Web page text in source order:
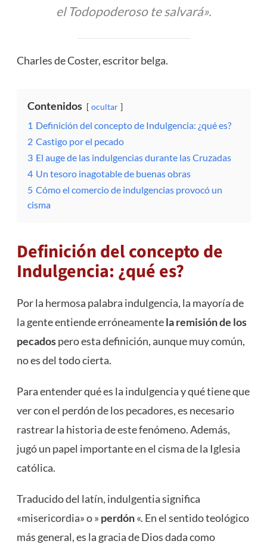
el Todopoderoso te salvará».
Charles de Coster, escritor belga.
Contenidos ocultar
1 Definición del concepto de Indulgencia: ¿qué es?
2 Castigo por el pecado
3 El auge de las indulgencias durante las Cruzadas
4 Un tesoro inagotable de buenas obras
5 Cómo el comercio de indulgencias provocó un
cisma
Definición del concepto de
Indulgencia: ¿qué es?
Por la hermosa palabra indulgencia, la mayoría de
la gente entiende erróneamentela remisión de los
pecadospero esta definición, aunque muy común,
no es del todo cierta.
Para entender qué es la indulgencia y qué tiene que
ver con el perdón de los pecadores, es necesario
rastrear la historia de este fenómeno. Además,
jugó un papel importante en el cisma de la Iglesia
católica.
Traducido del latín, indulgentia significa
«misericordia» o » perdón«. En el sentido teológico
más general, es la gracia de Dios dada como